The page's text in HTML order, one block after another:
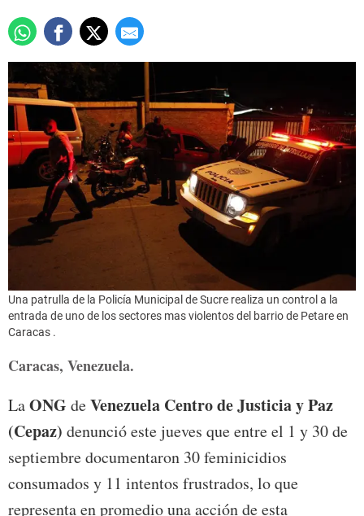
Una patrulla de la Policía Municipal de Sucre realiza un control a la
entrada de uno de los sectores mas violentos del barrio de Petare en
Caracas .
Caracas, Venezuela.
LaONG deVenezuela Centro de Justicia y Paz
(Cepaz) denunció este jueves que entre el 1 y 30 de
septiembre documentaron 30 feminicidios
consumados y 11 intentos frustrados, lo que
representa en promedio una acción de esta